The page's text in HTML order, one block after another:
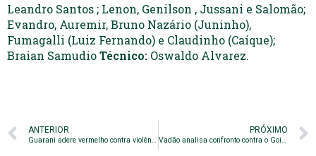
Leandro Santos ; Lenon, Genilson , Jussani e Salomão;
Evandro, Auremir, Bruno Nazário (Juninho),
Fumagalli (Luiz Fernando) e Claudinho (Caíque);
Braian SamudioTécnico: Oswaldo Alvarez.
ANTERIOR
Guarani adere vermelho contra violência
PRÓXIMO
Vadão analisa confronto contra o Goiás